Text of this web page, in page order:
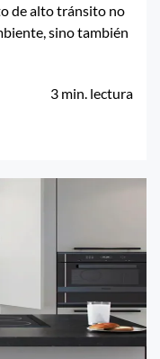
de alto tránsito no
sino también
3 min. lectura